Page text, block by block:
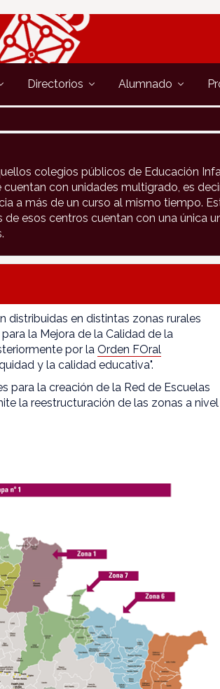
Directorios Alumnado
colegios públicos de Educación
con unidades multigrado, es
a más de un curso al mismo tiempo.
esos centros cuentan con una única
distribuidas en distintas zonas rurales
para la Mejora de la Calidad de la
por la Orden FOral
y la calidad educativa".
para la creación de la Red de Escuelas
la reestructuración de las zonas a nivel